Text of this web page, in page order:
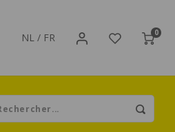
NL / FR 0